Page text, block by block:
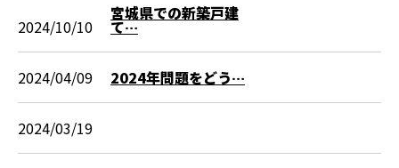
2024/10/10
宮城県での新築戸建
て…
2024/04/09 2024年問題をどう…
2024/03/19